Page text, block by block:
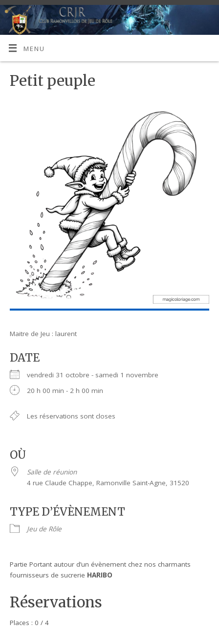
MENU
Petit peuple
Maitre de Jeu : laurent
DATE
vendredi 31 octobre - samedi 1 novembre
20 h 00 min - 2 h 00 min
Les réservations sont closes
OÙ
Salle de réunion
4 rue Claude Chappe, Ramonville Saint-Agne, 31520
TYPE D’ÉVÈNEMENT
Jeu de Rôle
Partie Portant autour d’un évènement chez nos charmants
fournisseurs de sucrerie HARIBO
Réservations
Places : 0 / 4